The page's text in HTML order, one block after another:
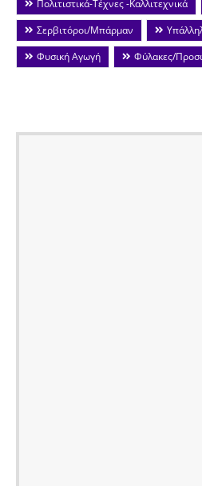
Πολιτιστικά-Τέχνες -Καλλιτεχνικά
Σερβιτόροι/Μπάρμαν
Φυσική Αγωγή
Φύλακες/